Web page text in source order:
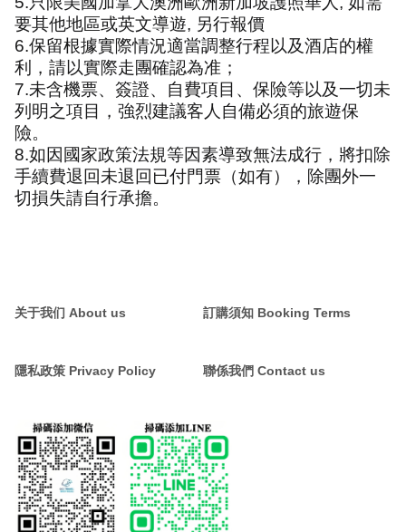
要其他地區或英文導遊, 另行報價
6.保留根據實際情況適當調整行程以及酒店的權
利，請以實際走團確認為准；
7.未含機票、簽證、自費項目、保險等以及一切未
列明之項目，強烈建議客人自備必須的旅遊保
險。
8.如因國家政策法規等因素導致無法成行，將扣除
手續費退回未退回已付門票（如有），除團外一
切損失請自行承擔。
关于我们 About us 訂購須知 Booking Terms
隱私政策 Privacy Policy 聯係我們 Contact us